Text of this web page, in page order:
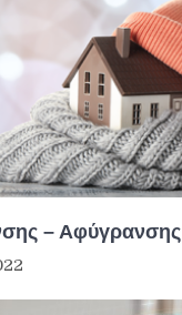
– Αφύγρανσης